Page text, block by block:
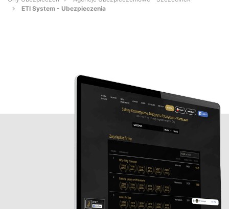
ETI System - Ubezpieczenia